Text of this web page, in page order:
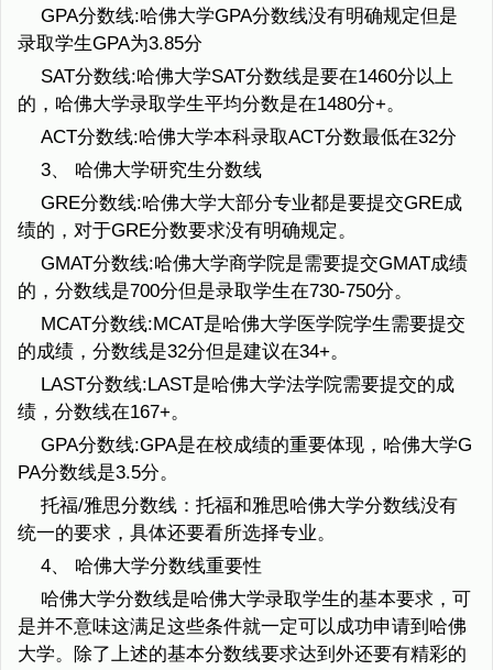
GPA分数线:哈佛大学GPA分数线没有明确规定但是
录取学生GPA为3.85分
SAT分数线:哈佛大学SAT分数线是要在1460分以上
的，哈佛大学录取学生平均分数是在1480分+。
ACT分数线:哈佛大学本科录取ACT分数最低在32分
3、 哈佛大学研究生分数线
GRE分数线:哈佛大学大部分专业都是要提交GRE成
绩的，对于GRE分数要求没有明确规定。
GMAT分数线:哈佛大学商学院是需要提交GMAT成绩
的，分数线是700分但是录取学生在730-750分。
MCAT分数线:MCAT是哈佛大学医学院学生需要提交
的成绩，分数线是32分但是建议在34+。
LAST分数线:LAST是哈佛大学法学院需要提交的成
绩，分数线在167+。
GPA分数线:GPA是在校成绩的重要体现，哈佛大学G
PA分数线是3.5分。
托福/雅思分数线：托福和雅思哈佛大学分数线没有
统一的要求，具体还要看所选择专业。
4、 哈佛大学分数线重要性
哈佛大学分数线是哈佛大学录取学生的基本要求，可
是并不意味这满足这些条件就一定可以成功申请到哈佛
大学。除了上述的基本分数线要求达到外还要有精彩的